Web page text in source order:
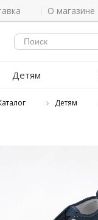
О магазине
Детям
Детям